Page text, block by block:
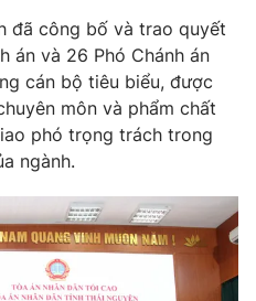
Shorts video
VTV Thể thao
Bất động sản
Tấm lòng Việt
Vươn mình bằng AI
đã công bố và trao quyết
án và 26 Phó Chánh án
cán bộ tiêu biểu, được
môn và phẩm chất
phó trọng trách trong
ngành.